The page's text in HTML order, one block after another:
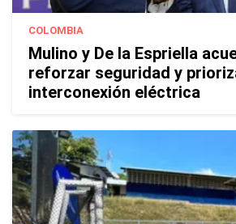
COLOMBIA
Mulino y De la Espriella
reforzar seguridad y
interconexión eléctrica